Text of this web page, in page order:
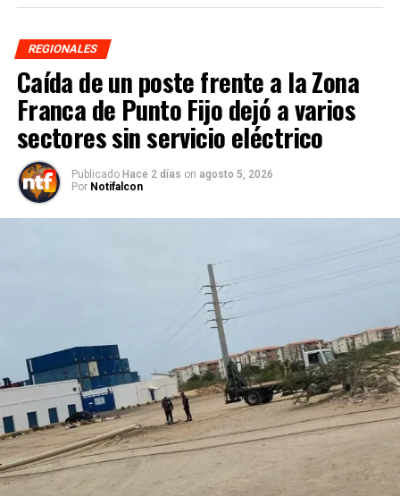
REGIONALES
Caída de un poste frente a la Zona
Franca de Punto Fijo dejó a varios
sectores sin servicio eléctrico
Publicado Hace 2 días on agosto 5, 2026
Por Notifalcon